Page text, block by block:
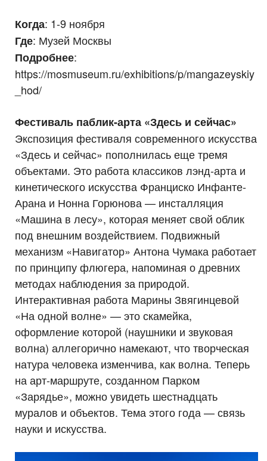
Когда: 1-9 ноября
Где: Музей Москвы
Подробнее:
https://mosmuseum.ru/exhibitions/p/mangazeyskiy
_hod/
Фестиваль паблик-арта «Здесь и сейчас»
Экспозиция фестиваля современного искусства
«Здесь и сейчас» пополнилась еще тремя
объектами. Это работа классиков лэнд-арта и
кинетического искусства Франциско Инфанте-
Арана и Нонна Горюнова — инсталляция
«Машина в лесу», которая меняет свой облик
под внешним воздействием. Подвижный
механизм «Навигатор» Антона Чумака работает
по принципу флюгера, напоминая о древних
методах наблюдения за природой.
Интерактивная работа Марины Звягинцевой
«На одной волне» — это скамейка,
оформление которой (наушники и звуковая
волна) аллегорично намекают, что творческая
натура человека изменчива, как волна. Теперь
на арт-маршруте, созданном Парком
«Зарядье», можно увидеть шестнадцать
муралов и объектов. Тема этого года — связь
науки и искусства.